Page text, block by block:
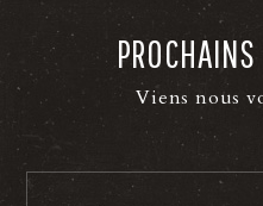
Viens nous